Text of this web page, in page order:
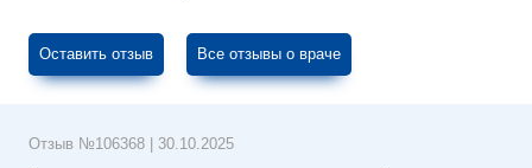
Оставить отзыв Все отзывы о враче
Отзыв №106368 | 30.10.2025